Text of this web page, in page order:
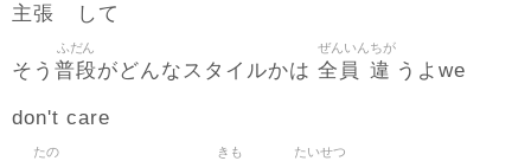
主張 して
そう 普段
ふだん
がどんなスタイルかは 全員
ぜんいん
違
ちが
うよwe
don't care
たの きも たいせつ